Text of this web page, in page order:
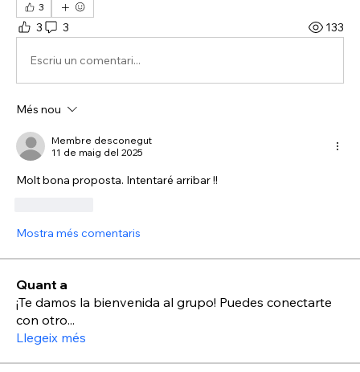
3
3 3 133
Escriu un comentari...
Més nou
Membre desconegut
11 de maig del 2025
Molt bona proposta. Intentaré arribar !!
Mostra més comentaris
Quant a
¡Te damos la bienvenida al grupo! Puedes conectarte
con otro...
Llegeix més